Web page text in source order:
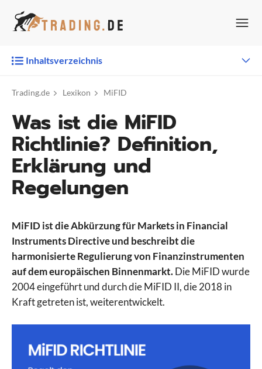
Inhalt
Inhaltsverzeichnis
Trading.de Lexikon MiFID
Was ist die MiFID
Richtlinie? Definition,
Erklärung und
Regelungen
MiFID ist die Abkürzung für Markets in Financial
Instruments Directive und beschreibt die
harmonisierte Regulierung von Finanzinstrumenten
auf dem europäischen Binnenmarkt.Die MiFID wurde
2004 eingeführt und durch die MiFID II, die 2018 in
Kraft getreten ist, weiterentwickelt.